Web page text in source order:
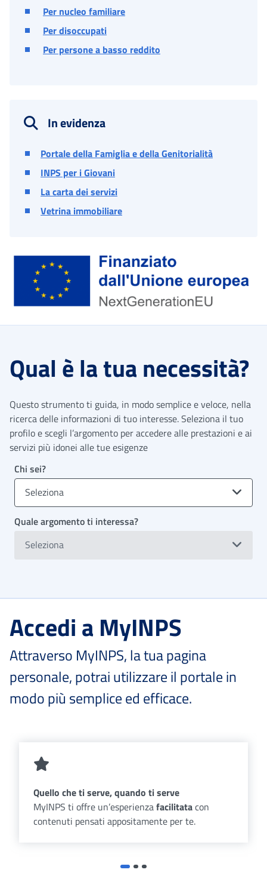
Per nucleo familiare
Per disoccupati
Per persone a basso reddito
In evidenza
Portale della Famiglia e della Genitorialità
INPS per i Giovani
La carta dei servizi
Vetrina immobiliare
Qual è la tua necessità?
Questo strumento ti guida, in modo semplice e veloce, nella
ricerca delle informazioni di tuo interesse. Seleziona il tuo
profilo e scegli l’argomento per accedere alle prestazioni e ai
servizi più idonei alle tue esigenze
Chi sei?
Seleziona
Quale argomento ti interessa?
Seleziona
Accedi a MyINPS
Attraverso MyINPS, la tua pagina
personale, potrai utilizzare il portale in
modo più semplice ed efficace.
Quello che ti serve, quando ti serve
MyINPS ti offre un’esperienzafacilitatacon
contenuti pensati appositamente per te.